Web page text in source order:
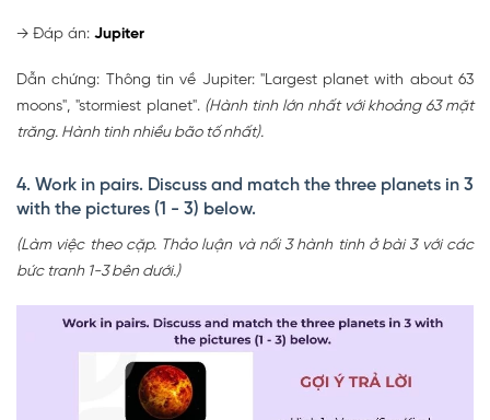
→ Đáp án: Jupiter
Dẫn chứng: Thông tin về Jupiter: "Largest planet with about 63
moons", "stormiest planet". (Hành tinh lớn nhất với khoảng 63 mặt
trăng. Hành tinh nhiều bão tố nhất).
4. Work in pairs. Discuss and match the three planets in 3
with the pictures (1 - 3) below.
(Làm việc theo cặp. Thảo luận và nối 3 hành tinh ở bài 3 với các
bức tranh 1-3 bên dưới.)